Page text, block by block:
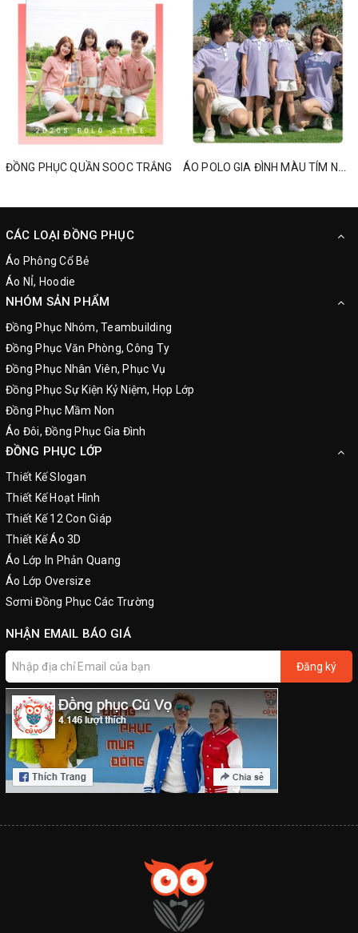
ĐỒNG PHỤC QUẦN SOOC TRẮNG ÁO POLO GIA ĐÌNH MÀU TÍM NHẠT
CÁC LOẠI ĐỒNG PHỤC
Áo Phông Cổ Bẻ
Áo NỈ, Hoodie
NHÓM SẢN PHẨM
Đồng Phục Nhóm, Teambuilding
Đồng Phục Văn Phòng, Công Ty
Đồng Phục Nhân Viên, Phục Vụ
Đồng Phục Sự Kiện Kỷ Niệm, Họp Lớp
Đồng Phục Mầm Non
Áo Đôi, Đồng Phục Gia Đình
ĐỒNG PHỤC LỚP
Thiết Kế Slogan
Thiết Kế Hoạt Hình
Thiết Kế 12 Con Giáp
Thiết Kế Áo 3D
Áo Lớp In Phản Quang
Áo Lớp Oversize
Sơmi Đồng Phục Các Trường
NHẬN EMAIL BÁO GIÁ
Đăng ký